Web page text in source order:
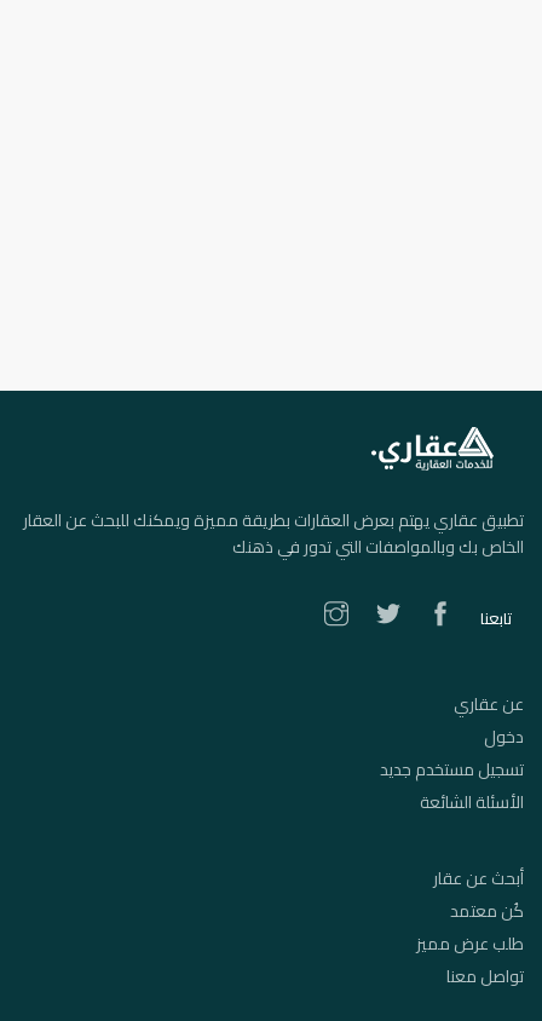
تطبيق عقاري يهتم بعرض العقارات بطريقة مميزة ويمكنك للبحث عن العقار
الخاص بك وبالمواصفات التي تدور في ذهنك
تابعنا
عن عقاري
دخول
تسجيل مستخدم جديد
الأسئلة الشائعة
أبحث عن عقار
كُن معتمد
طلب عرض مميز
تواصل معنا